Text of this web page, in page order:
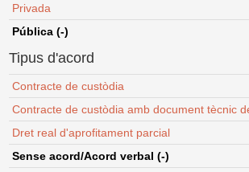
Privada
Pública (-)
Tipus d'acord
Contracte de custòdia
Contracte de custòdia amb document tècnic
Dret real d'aprofitament parcial
Sense acord/Acord verbal (-)